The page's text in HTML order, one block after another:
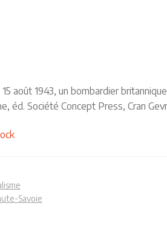
août 1943, un bombardier
éd. Société Concept Press, Cran
Savoie